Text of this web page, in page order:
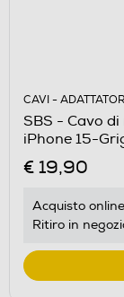
CAVI -
SBS - Cavo di
iPhone 15-
€ 19,90
Acquisto
Ritiro in